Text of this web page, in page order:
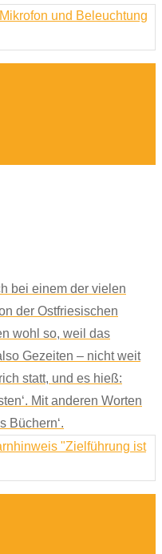
bei einem der vielen
der Ostfriesischen
wohl so, weil das
Gezeiten – nicht weit
statt, und es hieß:
Mit anderen Worten
Büchern‘.